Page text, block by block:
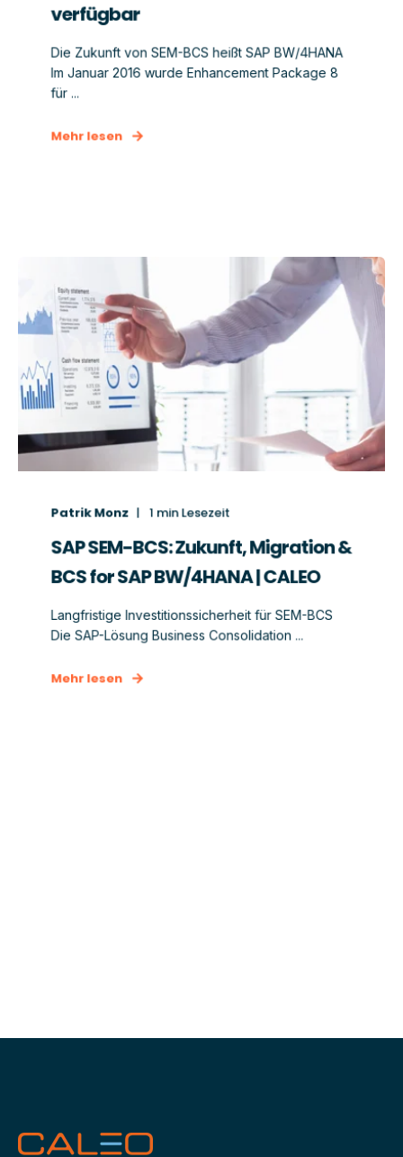
verfügbar
Die Zukunft von SEM-BCS heißt SAP BW/4HANA
Im Januar 2016 wurde Enhancement Package 8
für ...
Mehr lesen
Patrik Monz 1 min Lesezeit
SAP SEM-BCS: Zukunft, Migration &
BCS for SAP BW/4HANA | CALEO
Langfristige Investitionssicherheit für SEM-BCS
Die SAP-Lösung Business Consolidation ...
Mehr lesen